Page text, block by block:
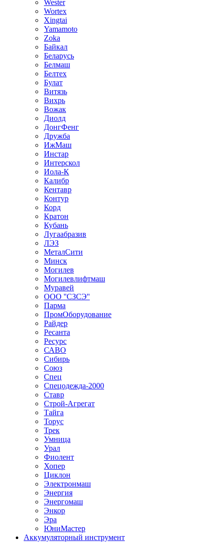
Wester
Wortex
Xingtai
Yamamoto
Zoka
Байкал
Беларусь
Белмаш
Белтех
Булат
Витязь
Вихрь
Вожак
Диолд
ДонгФенг
Дружба
ИжМаш
Инстар
Интерскол
Иола-К
Калибр
Кентавр
Контур
Корд
Кратон
Кубань
Лугаабразив
ЛЭЗ
МеталСити
Минск
Могилев
Могилевлифтмаш
Муравей
ООО ''СЗСЭ''
Парма
ПромОборудование
Райдер
Ресанта
Ресурс
САВО
Сибирь
Союз
Спец
Спецодежда-2000
Ставр
Строй-Агрегат
Тайга
Торус
Трек
Умница
Урал
Фиолент
Хопер
Циклон
Электронмаш
Энергия
Энергомаш
Энкор
Эра
ЮниМастер
Аккумуляторный инструмент